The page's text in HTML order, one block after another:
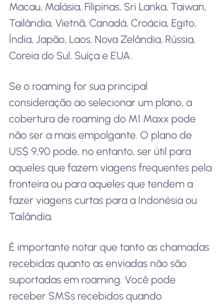
Macau, Malásia, Filipinas, Sri Lanka, Taiwan,
Tailândia, Vietnã, Canadá, Croácia, Egito,
Índia, Japão, Laos, Nova Zelândia, Rússia,
Coreia do Sul, Suíça e EUA.
Se o roaming for sua principal
consideração ao selecionar um plano, a
cobertura de roaming do M1 Maxx pode
não ser a mais empolgante. O plano de
US$ 9,90 pode, no entanto, ser útil para
aqueles que fazem viagens frequentes pela
fronteira ou para aqueles que tendem a
fazer viagens curtas para a Indonésia ou
Tailândia.
É importante notar que tanto as chamadas
recebidas quanto as enviadas não são
suportadas em roaming. Você pode
receber SMSs recebidos quando